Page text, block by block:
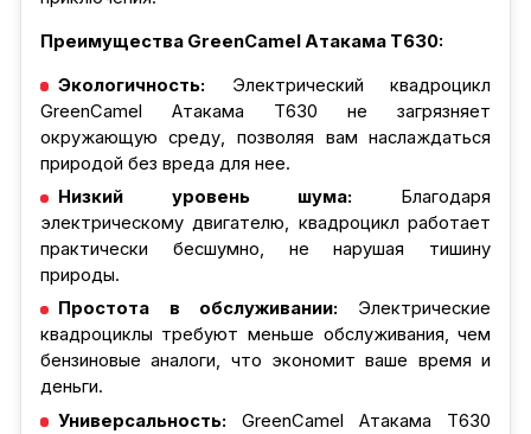
Преимущества GreenCamel Атакама T630:
Экологичность: Электрический квадроцикл
GreenCamel Атакама T630 не загрязняет
окружающую среду, позволяя вам наслаждаться
природой без вреда для нее.
Низкий уровень шума: Благодаря
электрическому двигателю, квадроцикл работает
практически бесшумно, не нарушая тишину
природы.
Простота в обслуживании: Электрические
квадроциклы требуют меньше обслуживания, чем
бензиновые аналоги, что экономит ваше время и
деньги.
Универсальность: GreenCamel Атакама T630